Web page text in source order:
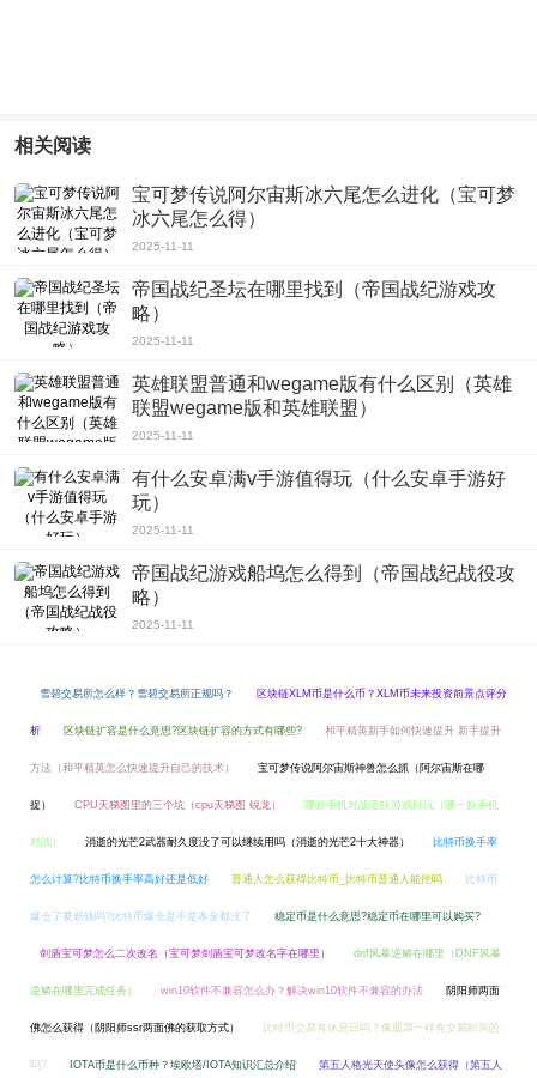
相关阅读
宝可梦传说阿尔宙斯冰六尾怎么进化（宝可梦
冰六尾怎么得）
2025-11-11
帝国战纪圣坛在哪里找到（帝国战纪游戏攻
略）
2025-11-11
英雄联盟普通和wegame版有什么区别（英雄
联盟wegame版和英雄联盟）
2025-11-11
有什么安卓满v手游值得玩（什么安卓手游好
玩）
2025-11-11
帝国战纪游戏船坞怎么得到（帝国战纪战役攻
略）
2025-11-11
雪碧交易所怎么样？雪碧交易所正规吗？ 区块链XLM币是什么币？XLM币未来投资前景点评分
析 区块链扩容是什么意思?区块链扩容的方式有哪些? 和平精英新手如何快速提升 新手提升
方法（和平精英怎么快速提升自己的技术） 宝可梦传说阿尔宙斯神兽怎么抓（阿尔宙斯在哪
捉） CPU天梯图里的三个坑（cpu天梯图 锐龙） 哪款手机对战竞技游戏好玩（哪一款手机
对战） 消逝的光芒2武器耐久度没了可以继续用吗（消逝的光芒2十大神器） 比特币换手率
怎么计算?比特币换手率高好还是低好 普通人怎么获得比特币_比特币普通人能挖吗 比特币
爆仓了要赔钱吗?比特币爆仓是不是本金都没了 稳定币是什么意思?稳定币在哪里可以购买?
剑盾宝可梦怎么二次改名（宝可梦剑盾宝可梦改名字在哪里） dnf风暴逆鳞在哪里（DNF风暴
逆鳞在哪里完成任务） win10软件不兼容怎么办？解决win10软件不兼容的办法 阴阳师两面
佛怎么获得（阴阳师ssr两面佛的获取方式） 比特币交易有休息日吗？像股票一样有交易时间的
吗? IOTA币是什么币种？埃欧塔/IOTA知识汇总介绍 第五人格光天使头像怎么获得（第五人